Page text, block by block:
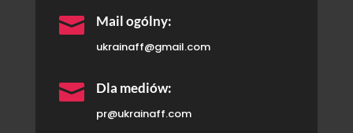
 Mail ogólny:
ukrainaff@gmail.com
 Dla mediów:
pr@ukrainaff.com